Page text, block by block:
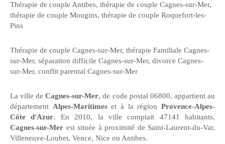
Thérapie de couple Antibes, thérapie de couple Cagnes-sur-Mer,
thérapie de couple Mougins, thérapie de couple Roquefort-les-
Pins
Thérapie de couple Cagnes-sur-Mer, thérapie Familiale Cagnes-
sur-Mer, séparation difficile Cagnes-sur-Mer, divorce Cagnes-
sur-Mer, conflit parental Cagnes-sur-Mer
La ville deCagnes-sur-Mer, de code postal 06800, appartient au
département Alpes-Maritimeset à la régionProvence-Alpes-
Côte d'Azur. En 2010, la ville comptait 47141 habitants.
Cagnes-sur-Mer est située à proximité de Saint-Laurent-du-Var,
Villeneuve-Loubet, Vence, Nice ou Antibes.